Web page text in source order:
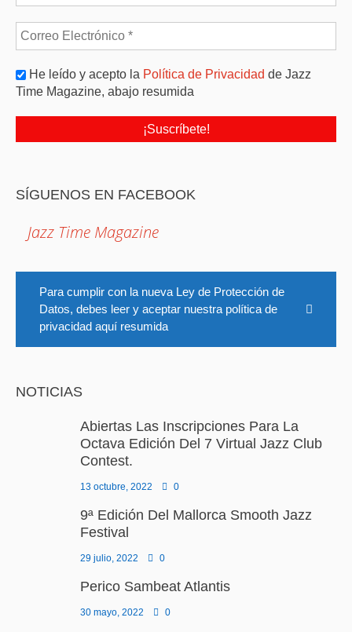
He leído y acepto la Política de Privacidadde Jazz
Time Magazine, abajo resumida
SÍGUENOS EN FACEBOOK
Jazz Time Magazine
Para cumplir con la nueva Ley de Protección de
Datos, debes leer y aceptar nuestra política de
privacidad aquí resumida
NOTICIAS
Abiertas Las Inscripciones Para La
Octava Edición Del 7 Virtual Jazz Club
Contest.
13 octubre, 2022 0
9ª Edición Del Mallorca Smooth Jazz
Festival
29 julio, 2022 0
Perico Sambeat Atlantis
30 mayo, 2022 0